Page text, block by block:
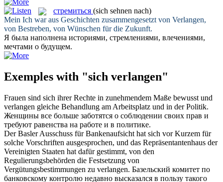
стремиться (sich sehnen nach)
Mein Ich war aus Geschichten zusammengesetzt von Verlangen,
von Bestreben, von Wünschen für die Zukunft.
Я была наполнена историями, стремлениями, влечениями,
мечтами о будущем.
Exemples with "sich verlangen"
Frauen sind sich ihrer Rechte in zunehmendem Maße bewusst und
verlangen gleiche Behandlung am Arbeitsplatz und in der Politik.
Женщины все больше заботятся о соблюдении своих прав и
требуют равенства на работе и в политике.
Der Basler Ausschuss für Bankenaufsicht hat sich vor Kurzem für
solche Vorschriften ausgesprochen, und das Repräsentantenhaus der
Vereinigten Staaten hat dafür gestimmt, von den
Regulierungsbehörden die Festsetzung von
Vergütungsbestimmungen zu verlangen. Базельский комитет по
банковскому контролю недавно высказался в пользу такого